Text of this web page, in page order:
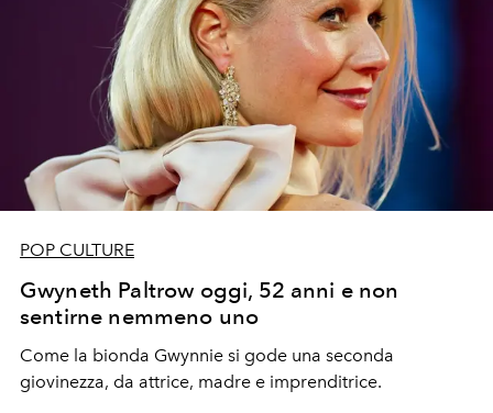
POP CULTURE
Gwyneth Paltrow oggi, 52 anni e non
sentirne nemmeno uno
Come la bionda Gwynnie si gode una seconda
giovinezza, da attrice, madre e imprenditrice.